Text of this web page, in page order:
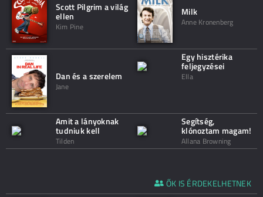
Scott Pilgrim a világ
ellen
Kim Pine
Milk
Anne Kronenberg
Dan és a szerelem
Jane
Egy hisztérika
feljegyzései
Ella
Amit a lányoknak
tudniuk kell
Tilden
Segítség,
klónoztam magam!
Allana Browning
ŐK IS ÉRDEKELHETNEK